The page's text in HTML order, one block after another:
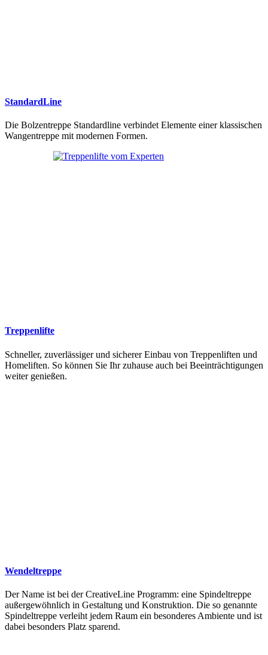
StandardLine
Die Bolzentreppe Standardline verbindet Elemente einer klassischen
Wangentreppe mit modernen Formen.
Treppenlifte
Schneller, zuverlässiger und sicherer Einbau von Treppenliften und
Homeliften. So können Sie Ihr zuhause auch bei Beeinträchtigungen
weiter genießen.
Wendeltreppe
Der Name ist bei der CreativeLine Programm: eine Spindeltreppe
außergewöhnlich in Gestaltung und Konstruktion. Die so genannte
Spindeltreppe verleiht jedem Raum ein besonderes Ambiente und ist
dabei besonders Platz sparend.